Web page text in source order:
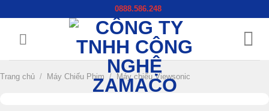
0888.586.248
Trang chủ / Máy Chiếu Phim / Máy chiếu Viewsonic